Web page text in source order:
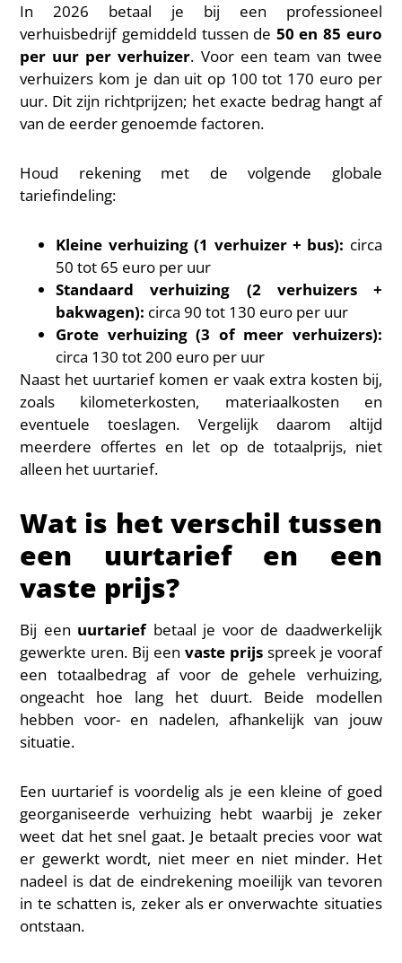
In 2026 betaal je bij een professioneel
verhuisbedrijf gemiddeld tussen de 50 en 85 euro
per uur per verhuizer. Voor een team van twee
verhuizers kom je dan uit op 100 tot 170 euro per
uur. Dit zijn richtprijzen; het exacte bedrag hangt af
van de eerder genoemde factoren.
Houd rekening met de volgende globale
tariefindeling:
Kleine verhuizing (1 verhuizer + bus): circa
50 tot 65 euro per uur
Standaard verhuizing (2 verhuizers +
bakwagen): circa 90 tot 130 euro per uur
Grote verhuizing (3 of meer verhuizers):
circa 130 tot 200 euro per uur
Naast het uurtarief komen er vaak extra kosten bij,
zoals kilometerkosten, materiaalkosten en
eventuele toeslagen. Vergelijk daarom altijd
meerdere offertes en let op de totaalprijs, niet
alleen het uurtarief.
Wat is het verschil tussen
een uurtarief en een
vaste prijs?
Bij een uurtariefbetaal je voor de daadwerkelijk
gewerkte uren. Bij een vaste prijsspreek je vooraf
een totaalbedrag af voor de gehele verhuizing,
ongeacht hoe lang het duurt. Beide modellen
hebben voor- en nadelen, afhankelijk van jouw
situatie.
Een uurtarief is voordelig als je een kleine of goed
georganiseerde verhuizing hebt waarbij je zeker
weet dat het snel gaat. Je betaalt precies voor wat
er gewerkt wordt, niet meer en niet minder. Het
nadeel is dat de eindrekening moeilijk van tevoren
in te schatten is, zeker als er onverwachte situaties
ontstaan.